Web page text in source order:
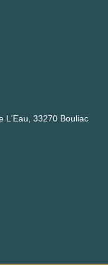
L'Eau, 33270 Bouliac